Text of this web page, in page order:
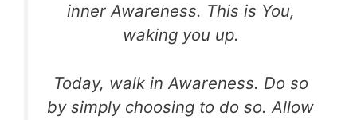
inner Awareness. This is You,
waking you up.
Today, walk in Awareness. Do so
by simply choosing to do so. Allow